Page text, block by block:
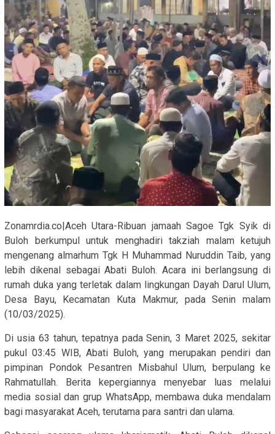
Zonamrdia.co|Aceh Utara-Ribuan jamaah Sagoe Tgk Syik di
Buloh berkumpul untuk menghadiri takziah malam ketujuh
mengenang almarhum Tgk H Muhammad Nuruddin Taib, yang
lebih dikenal sebagai Abati Buloh. Acara ini berlangsung di
rumah duka yang terletak dalam lingkungan Dayah Darul Ulum,
Desa Bayu, Kecamatan Kuta Makmur, pada Senin malam
(10/03/2025).
Di usia 63 tahun, tepatnya pada Senin, 3 Maret 2025, sekitar
pukul 03:45 WIB, Abati Buloh, yang merupakan pendiri dan
pimpinan Pondok Pesantren Misbahul Ulum, berpulang ke
Rahmatullah. Berita kepergiannya menyebar luas melalui
media sosial dan grup WhatsApp, membawa duka mendalam
bagi masyarakat Aceh, terutama para santri dan ulama.